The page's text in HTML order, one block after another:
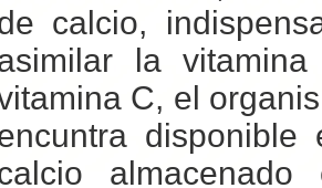
calcio,
la
C, el
disponible